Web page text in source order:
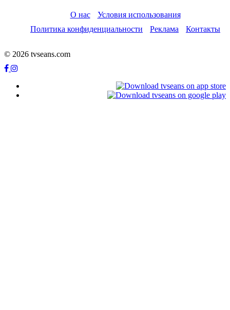
О нас
Условия использования
Политика конфиденциальности
Реклама Контакты
© 2026 tvseans.com